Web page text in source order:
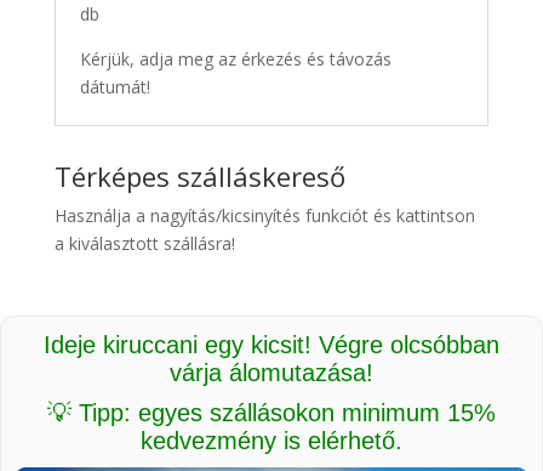
db
Kérjük, adja meg az érkezés és távozás
dátumát!
Térképes szálláskereső
Használja a nagyítás/kicsinyítés funkciót és kattintson
a kiválasztott szállásra!
Ideje kiruccani egy kicsit! Végre olcsóbban
várja álomutazása!
💡 Tipp: egyes szállásokon minimum 15%
kedvezmény is elérhető.